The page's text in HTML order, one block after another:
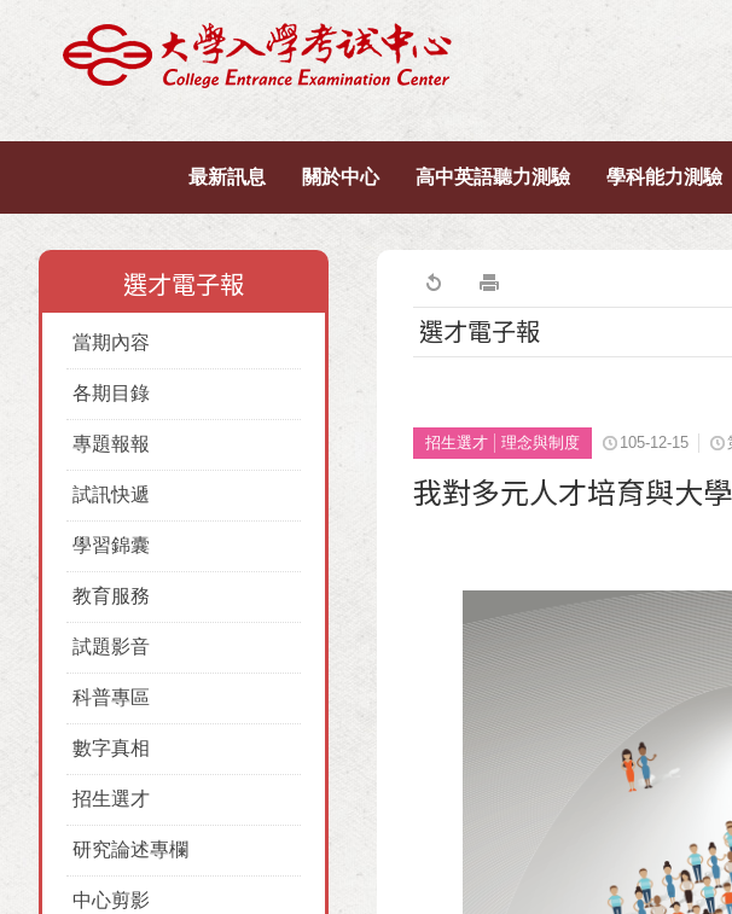
最新訊息 關於中心 高中英語聽力測驗 學科能力測驗
選才電子報
當期內容
各期目錄
專題報報
試訊快遞
學習錦囊
教育服務
試題影音
科普專區
數字真相
招生選才
研究論述專欄
中心剪影
選才電子報
招生選才 理念與制度 105-12-15
我對多元人才培育與大